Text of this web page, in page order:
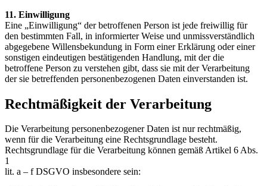
11. Einwilligung
Eine „Einwilligung“ der betroffenen Person ist jede freiwillig für
den bestimmten Fall, in informierter Weise und unmissverständlich
abgegebene Willensbekundung in Form einer Erklärung oder einer
sonstigen eindeutigen bestätigenden Handlung, mit der die
betroffene Person zu verstehen gibt, dass sie mit der Verarbeitung
der sie betreffenden personenbezogenen Daten einverstanden ist.
Rechtmäßigkeit der Verarbeitung
Die Verarbeitung personenbezogener Daten ist nur rechtmäßig,
wenn für die Verarbeitung eine Rechtsgrundlage besteht.
Rechtsgrundlage für die Verarbeitung können gemäß Artikel 6 Abs.
1
lit. a – f DSGVO insbesondere sein: